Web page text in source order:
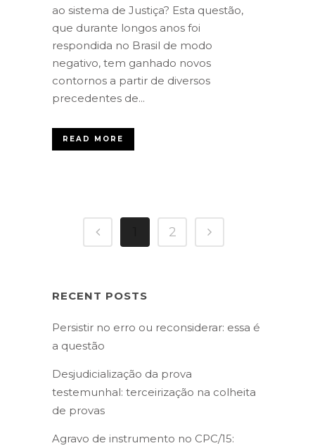
ao sistema de Justiça? Esta questão,
que durante longos anos foi
respondida no Brasil de modo
negativo, tem ganhado novos
contornos a partir de diversos
precedentes de...
READ MORE
2
RECENT POSTS
Persistir no erro ou reconsiderar: essa é
a questão
Desjudicialização da prova
testemunhal: terceirização na colheita
de provas
Agravo de instrumento no CPC/15: